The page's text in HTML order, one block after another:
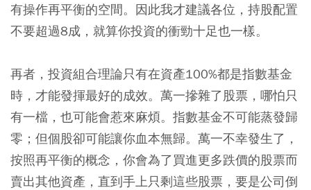
有操作再平衡的空間。因此我才建議各位，持股配置
不要超過8成，就算你投資的衝勁十足也一樣。
再者，投資組合理論只有在資產100%都是指數基金
時，才能發揮最好的成效。萬一摻雜了股票，哪怕只
有一檔，也可能會惹來麻煩。指數基金不可能蒸發歸
零；但個股卻可能讓你血本無歸。萬一不幸發生了，
按照再平衡的概念，你會為了買進更多跌價的股票而
賣出其他資產，直到手上只剩這些股票，要是公司倒